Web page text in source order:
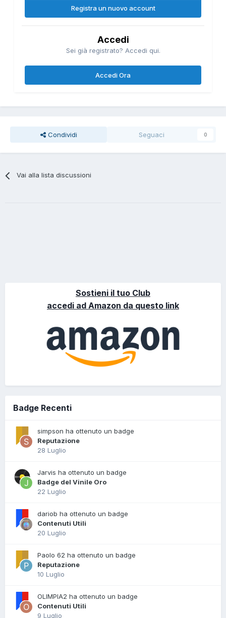
Registra un nuovo account
Accedi
Sei già registrato? Accedi qui.
Accedi Ora
Condividi Seguaci 0
Vai alla lista discussioni
Sostieni il tuo Club
accedi ad Amazon da questo link
Badge Recenti
simpson ha ottenuto un badge
Reputazione
28 Luglio
Jarvis ha ottenuto un badge
Badge del Vinile Oro
22 Luglio
dariob ha ottenuto un badge
Contenuti Utili
20 Luglio
Paolo 62 ha ottenuto un badge
Reputazione
10 Luglio
OLIMPIA2 ha ottenuto un badge
Contenuti Utili
9 Luglio